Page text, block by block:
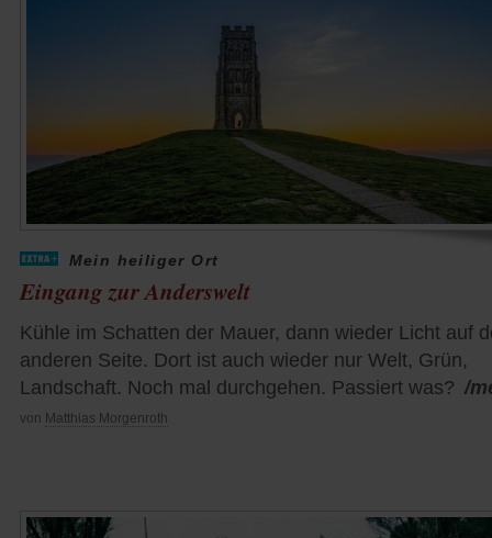
Mein heiliger Ort
Eingang zur Anderswelt
Kühle im Schatten der Mauer, dann wieder Licht auf
anderen Seite. Dort ist auch wieder nur Welt, Grün,
Landschaft. Noch mal durchgehen. Passiert was? /
von Matthias Morgenroth